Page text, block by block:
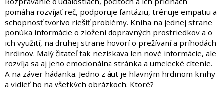
pomáha rozvíjať reč, podporuje fantáziu, trénuje empatiu a
schopnosť tvorivo riešiť problémy. Kniha na jednej strane
ponúka informácie o zložení dopravných prostriedkov a o
ich využití, na druhej strane hovorí o prežívaní a príhodách
hrdinov. Malý čitateľ tak nezískava len nové informácie, ale
rozvíja sa aj jeho emocionálna stránka a umelecké cítenie.
A na záver hádanka. Jedno z áut je hlavným hrdinom knihy
a vidieť ho na všetkých obrázkoch. Ktoré?